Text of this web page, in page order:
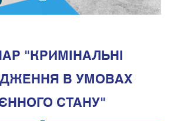
"КРИМІНАЛЬНІ
В УМОВАХ
СТАНУ"